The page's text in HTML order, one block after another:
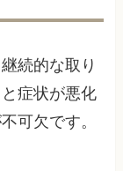
続的な取り
症状が悪化
可欠です。